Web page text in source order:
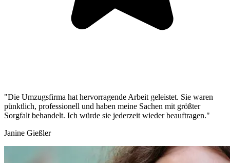
"Die Umzugsfirma hat hervorragende Arbeit geleistet. Sie waren
pünktlich, professionell und haben meine Sachen mit größter
Sorgfalt behandelt. Ich würde sie jederzeit wieder beauftragen."
Janine Gießler